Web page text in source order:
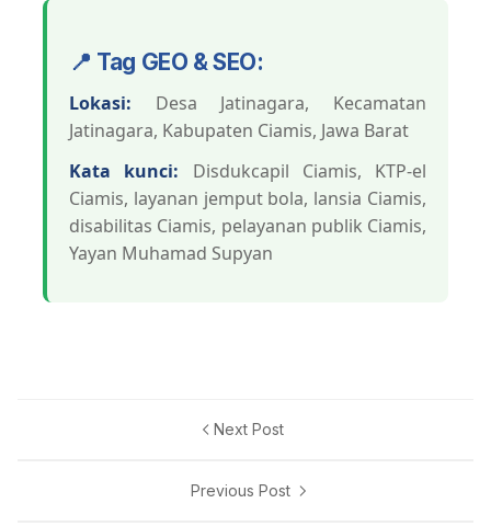
📍 Tag GEO & SEO:
Lokasi: Desa Jatinagara, Kecamatan
Jatinagara, Kabupaten Ciamis, Jawa Barat
Kata kunci: Disdukcapil Ciamis, KTP-el
Ciamis, layanan jemput bola, lansia Ciamis,
disabilitas Ciamis, pelayanan publik Ciamis,
Yayan Muhamad Supyan
Next Post
Previous Post